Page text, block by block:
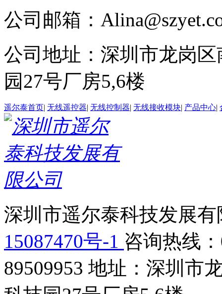
公司邮箱：
公司地址：深圳市龙岗
园27号厂房5,6楼
遥尔泰首页| 无线遥控器| 无线控制器| 无线接收模块| 产品中心|
深圳市遥尔泰科技发展
15087470号-1 咨询热线
89509953 地址：深圳市